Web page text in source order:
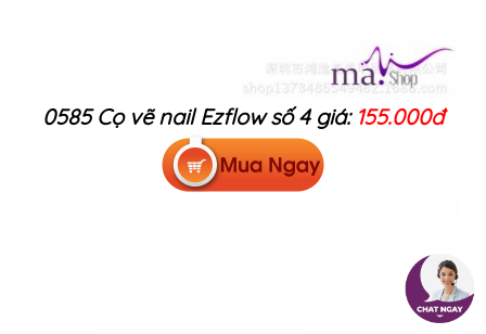
0585 Cọ vẽ nail Ezflow số 4 giá: 155.000đ